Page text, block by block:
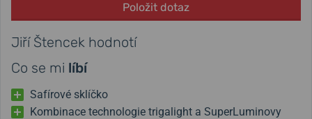
Položit dotaz
Jiří Štencek hodnotí
Co se mi líbí
Safírové sklíčko
Kombinace technologie trigalight a SuperLuminovy